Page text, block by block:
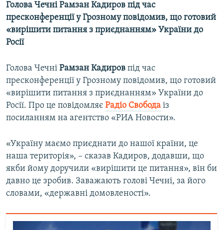
Усі сайти RFE/RL
Голова Чечні Рамзан Кадиров під час
пресконференції у Грозному повідомив, що готовий
«вирішити питання з приєднанням» України до
Росії
Голова Чечні Рамзан Кадиров під час
пресконференції у Грозному повідомив, що готовий
«вирішити питання з приєднанням» України до
Росії. Про це повідомляє Радіо Свобода із
посиланням на агентство «РИА Новости».
«Україну маємо приєднати до нашої країни, це
наша територія», – сказав Кадиров, додавши, що
якби йому доручили «вирішити це питання», він би
давно це зробив. Заважають голові Чечні, за його
словами, «державні домовленості».